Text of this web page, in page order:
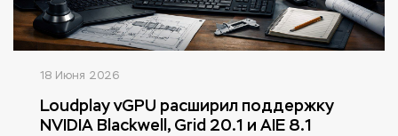
18 Июня 2026
Loudplay vGPU расширил поддержку
NVIDIA Blackwell, Grid 20.1 и AIE 8.1